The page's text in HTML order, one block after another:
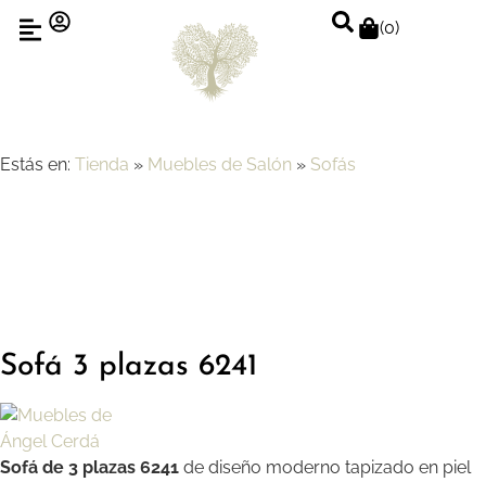
(0)
Estás en: Tienda » Muebles de Salón » Sofás
Sofá 3 plazas 6241
Sofá de 3 plazas 6241 de diseño moderno tapizado en piel